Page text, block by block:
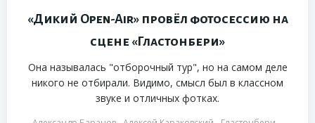
«Дикий Open-Air» провёл фотосессию на
сцене «Гластонбери»
Она называлась "отборочный тур", но на самом деле
никого не отбирали. Видимо, смысл был в классном
звуке и отличных фотках.